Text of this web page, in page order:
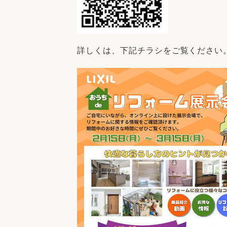
詳しくは、下記チラシをご覧ください